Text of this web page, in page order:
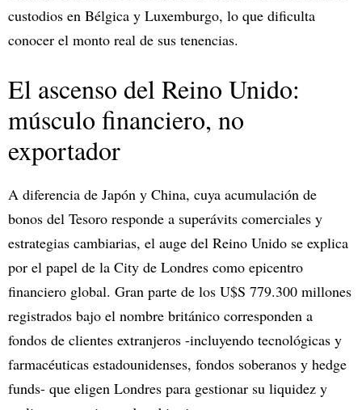
custodios en Bélgica y Luxemburgo, lo que dificulta
conocer el monto real de sus tenencias.
El ascenso del Reino Unido:
músculo financiero, no
exportador
A diferencia de Japón y China, cuya acumulación de
bonos del Tesoro responde a superávits comerciales y
estrategias cambiarias, el auge del Reino Unido se explica
por el papel de la City de Londres como epicentro
financiero global. Gran parte de los U$S 779.300 millones
registrados bajo el nombre británico corresponden a
fondos de clientes extranjeros -incluyendo tecnológicas y
farmacéuticas estadounidenses, fondos soberanos y hedge
funds- que eligen Londres para gestionar su liquidez y